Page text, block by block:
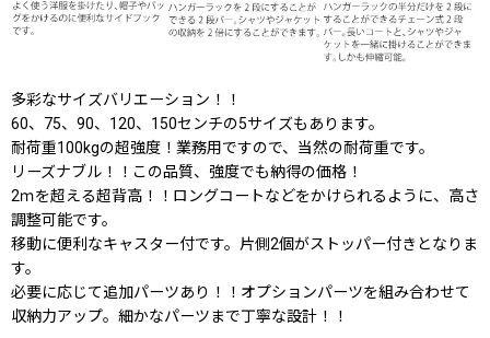
多彩なサイズバリエーション！！
60、75、90、120、150センチの5サイズもあります。
耐荷重100kgの超強度！業務用ですので、当然の耐荷重です。
リーズナブル！！この品質、強度でも納得の価格！
2ｍを超える超背高！！ロングコートなどをかけられるように、高さ
調整可能です。
移動に便利なキャスター付です。片側2個がストッパー付きとなりま
す。
必要に応じて追加パーツあり！！オプションパーツを組み合わせて
収納力アップ。細かなパーツまで丁寧な設計！！